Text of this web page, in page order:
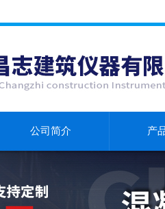
公司简介 产